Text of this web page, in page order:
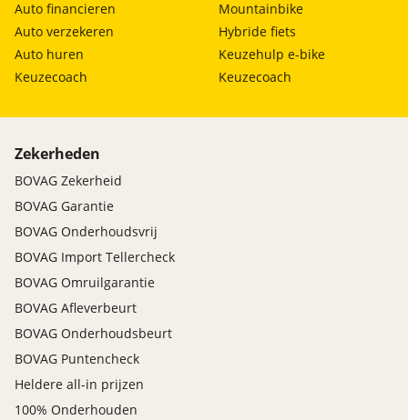
Auto financieren
Auto verzekeren
Auto huren
Keuzecoach
Mountainbike
Hybride fiets
Keuzehulp e-bike
Keuzecoach
Zekerheden
BOVAG Zekerheid
BOVAG Garantie
BOVAG Onderhoudsvrij
BOVAG Import Tellercheck
BOVAG Omruilgarantie
BOVAG Afleverbeurt
BOVAG Onderhoudsbeurt
BOVAG Puntencheck
Heldere all-in prijzen
100% Onderhouden